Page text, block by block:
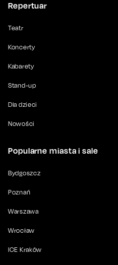
Repertuar
Teatr
Koncerty
Kabarety
Stand-up
Dla dzieci
Nowości
Popularne miasta i sale
Bydgoszcz
Poznań
Warszawa
Wrocław
ICE Kraków